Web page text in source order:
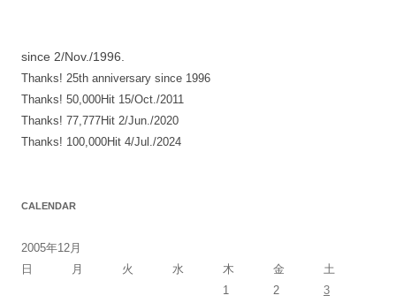
ョ
ン
since 2/Nov./1996.
Thanks! 25th anniversary since 1996
Thanks! 50,000Hit 15/Oct./2011
Thanks! 77,777Hit 2/Jun./2020
Thanks! 100,000Hit 4/Jul./2024
CALENDAR
2005年12月
日
月 火 水 木 金
土
1
2
3